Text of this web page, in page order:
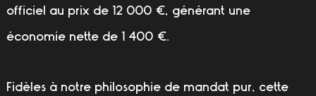
officiel au prix de 12 000 €, générant une
économie nette de 1 400 €.
Fidèles à notre philosophie de mandat pur, cette